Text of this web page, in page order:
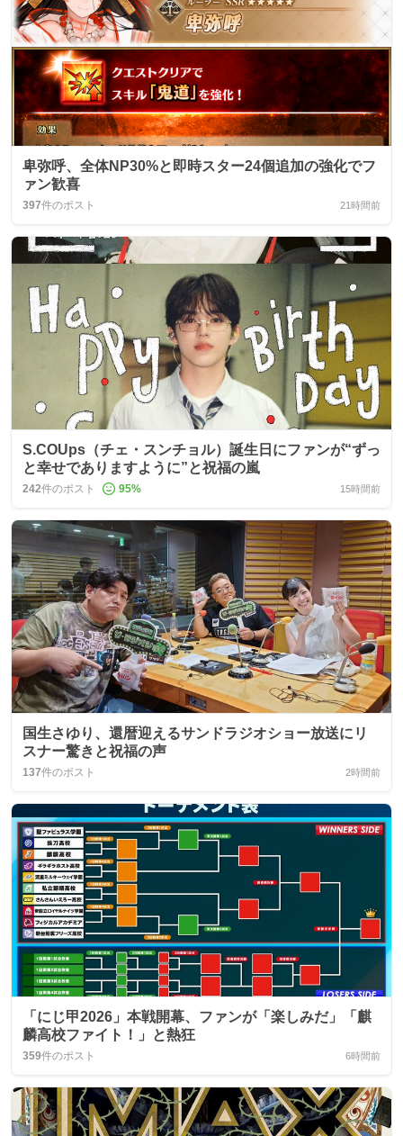
卑弥呼、全体NP30%と即時スター24個追加の強化でフ
ァン歓喜
397件のポスト 21時間前
S.COUps（チェ・スンチョル）誕生日にファンが“ずっ
と幸せでありますように”と祝福の嵐
242件のポスト 95% 15時間前
国生さゆり、還暦迎えるサンドラジオショー放送にリ
スナー驚きと祝福の声
137件のポスト 2時間前
「にじ甲2026」本戦開幕、ファンが「楽しみだ」「麒
麟高校ファイト！」と熱狂
359件のポスト 6時間前